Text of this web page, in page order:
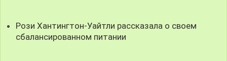
Рози Хантингтон-Уайтли рассказала о своем
сбалансированном питании